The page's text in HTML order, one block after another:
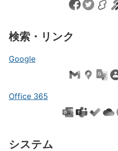
検索・リンク
Google
Office 365
システム